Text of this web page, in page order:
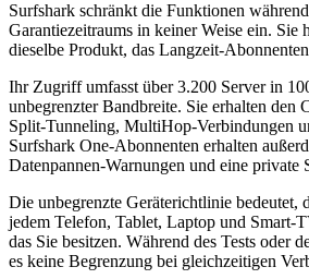
Surfshark schränkt die Funktionen
Garantiezeitraums in keiner Weise ein. Sie
dieselbe Produkt, das Langzeit-
Ihr Zugriff umfasst über 3.200 Server in
unbegrenzter Bandbreite. Sie erhalten den
Split-Tunneling, MultiHop-Verbindungen
Surfshark One-Abonnenten erhalten
Datenpannen-Warnungen und eine private
Die unbegrenzte Geräterichtlinie bedeutet,
jedem Telefon, Tablet, Laptop und Smart-
das Sie besitzen. Während des Tests oder
es keine Begrenzung bei gleichzeitigen